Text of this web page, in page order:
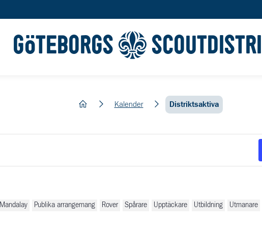
GÖTEBORGS
hem Kalender Distriktsaktiva
Mandalay Publika arrangemang Rover Spårare Upptäckare Utbildning Utmanare